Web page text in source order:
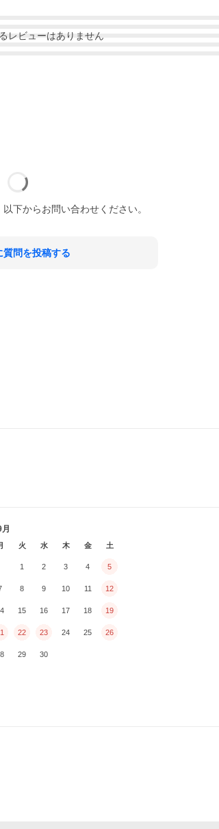
レビューはありません
下からお問い合わせください。
質問を投稿する
火 水 木 金 土
1 2 3 4 5
8 9 10 11 12
15 16 17 18 19
22 23 24 25 26
29 30